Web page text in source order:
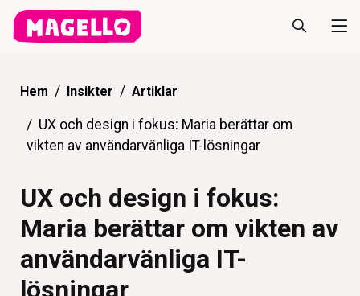
Hem Insikter Artiklar
UX och design i fokus: Maria berättar om
vikten av användarvänliga IT-lösningar
UX och design i fokus:
Maria berättar om vikten av
användarvänliga IT-
lösningar